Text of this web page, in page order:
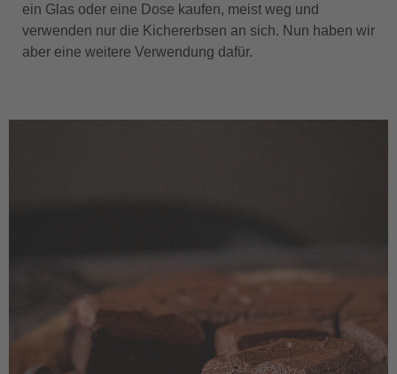
ein Glas oder eine Dose kaufen, meist weg und
verwenden nur die Kichererbsen an sich. Nun haben wir
aber eine weitere Verwendung dafür.